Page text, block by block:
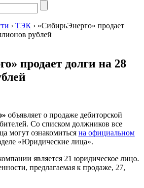
› ТЭК › «СибирьЭнерго» продает
рублей
продает долги на 28
объявляет о продаже дебиторской
Со списком должников все
могут ознакомиться на официальном
«Юридические лица».
является 21 юридическое лицо.
предлагаемая к продаже, 27,